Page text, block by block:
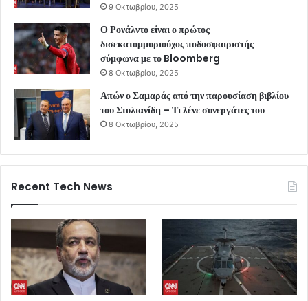
9 Οκτωβρίου, 2025
Ο Ρονάλντο είναι ο πρώτος
δισεκατομμυριούχος ποδοσφαιριστής
σύμφωνα με το Bloomberg
8 Οκτωβρίου, 2025
Απών ο Σαμαράς από την παρουσίαση βιβλίου
του Στυλιανίδη – Τι λένε συνεργάτες του
8 Οκτωβρίου, 2025
Recent Tech News